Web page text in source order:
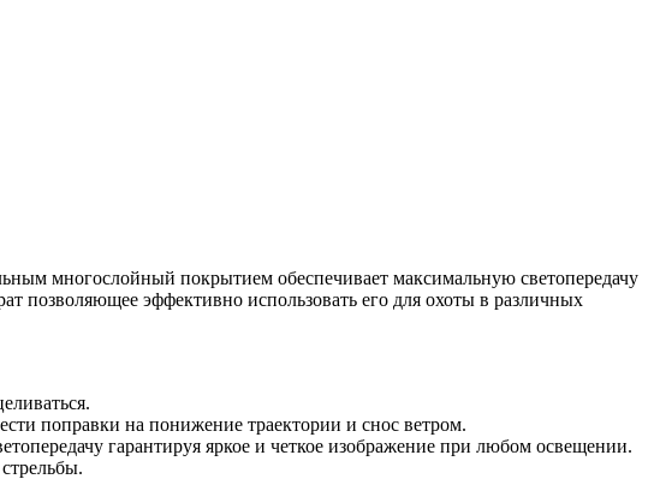
многослойный покрытием обеспечивает максимальную светопередачу
позволяющее эффективно использовать его для охоты в различных
поправки на понижение траектории и снос ветром.
гарантируя яркое и четкое изображение при любом освещении.